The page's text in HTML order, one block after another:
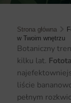
Strona główna
w Twoim wnętrzu
Botaniczny
kilku lat.
liście
pełnym